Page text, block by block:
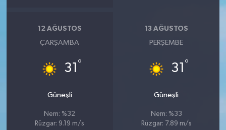
12 AĞUSTOS
ÇARŞAMBA
31 °
Güneşli
Nem: %32
Rüzgar: 9.19 m/s
13 AĞUSTOS
PERŞEMBE
31 °
Güneşli
Nem: %33
Rüzgar: 7.89 m/s